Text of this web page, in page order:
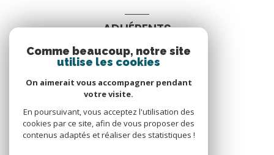
ADHÉRENTS
Nous adhérons
Comme beaucoup, notre site
utilise les cookies
On aimerait vous accompagner pendant
votre visite.
En poursuivant, vous acceptez l'utilisation des
cookies par ce site, afin de vous proposer des
contenus adaptés et réaliser des statistiques !